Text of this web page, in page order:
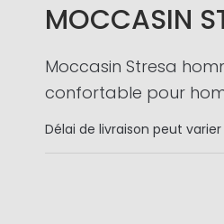
MOCCASIN
Moccasin Stresa
confortable pour
Délai de livraison peut varier